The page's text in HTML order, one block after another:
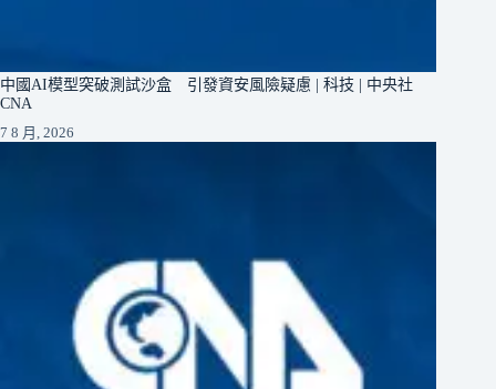
中國AI模型突破測試沙盒 引發資安風險疑慮 | 科技 | 中央社
CNA
7 8 月, 2026